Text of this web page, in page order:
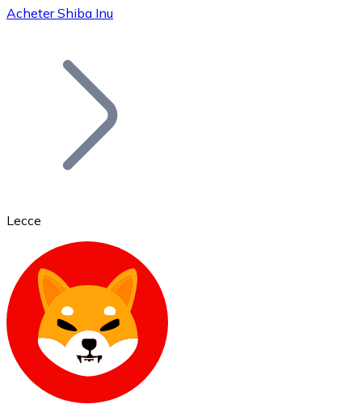
Bitcoin
Ethereum
ETH
Acheter Shiba Inu
Lecce